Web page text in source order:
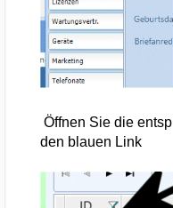
Öffnen Sie die
den blauen Link